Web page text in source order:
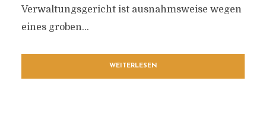
Verwaltungsgericht ist ausnahmsweise wegen
eines groben...
WEITERLESEN